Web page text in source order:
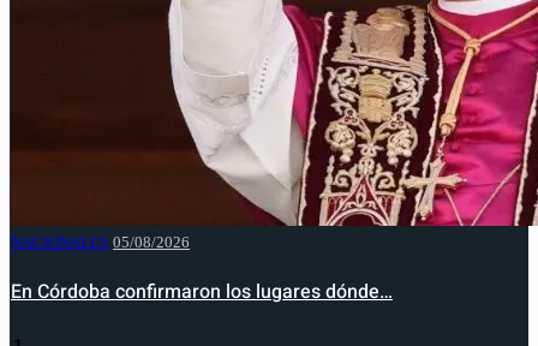
NACIONALES 05/08/2026
En Córdoba confirmaron los lugares dónde…